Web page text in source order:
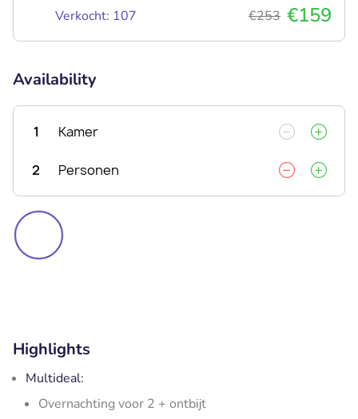
Verkocht: 107 €253 €159
Availability
1 Kamer
2 Personen
Highlights
Multideal:
Overnachting voor 2 + ontbijt